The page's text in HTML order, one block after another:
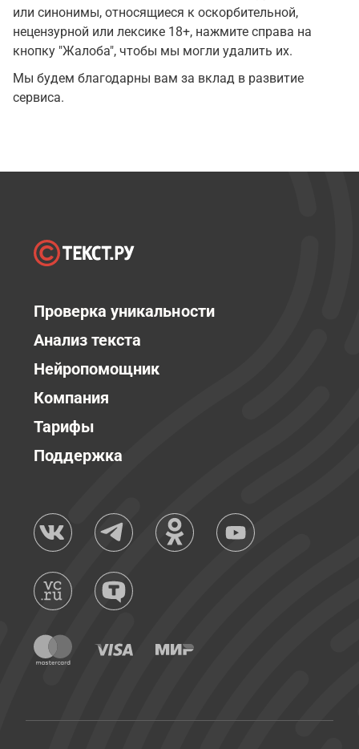
или синонимы, относящиеся к оскорбительной,
нецензурной или лексике 18+, нажмите справа на
кнопку "Жалоба", чтобы мы могли удалить их.
Мы будем благодарны вам за вклад в развитие
сервиса.
Проверка уникальности
Анализ текста
Нейропомощник
Компания
Тарифы
Поддержка